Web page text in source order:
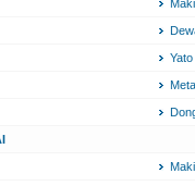
Yato